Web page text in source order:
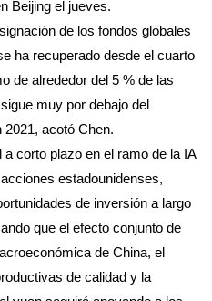
Beijing el jueves.
de los fondos globales
ha recuperado desde el cuarto
de alrededor del 5 % de las
muy por debajo del
acotó Chen.
corto plazo en el ramo de la IA
estadounidenses,
de inversión a largo
que el efecto conjunto de
de China, el
de calidad y la